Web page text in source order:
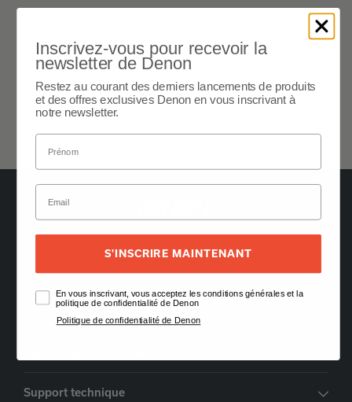
Général
Oude Stadsgracht 1, 5611DD Eindhoven, NL
Trouver un Revendeur
Support technique
Inscrivez-vous pour recevoir la
newsletter de Denon
Restez au courant des derniers lancements de produits
et des offres exclusives Denon en vous inscrivant à
notre newsletter.
S'INSCRIRE MAINTENANT
En vous inscrivant, vous acceptez les conditions générales et la
politique de confidentialité de Denon
Politique de confidentialité de Denon